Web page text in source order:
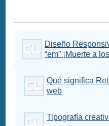
Diseño
“em” ¡Muerte a
Qué significa
web
Tipografía